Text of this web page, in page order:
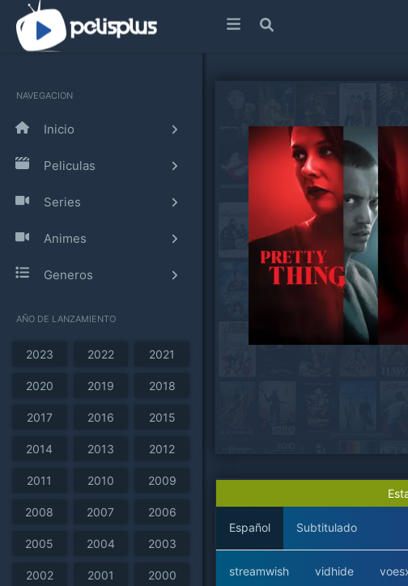
NAVEGACION
Inicio
Peliculas
Series
Animes
Generos
AÑO DE LANZAMIENTO
2023 2022 2021
2020 2019 2018
2017 2016 2015
2014 2013 2012
2011 2010 2009
2008 2007 2006
2005 2004 2003
2002 2001 2000
Español Subtitulado
streamwish vidhide